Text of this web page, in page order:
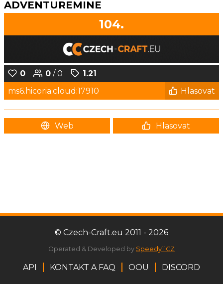
ADVENTUREMINE
104.
0 0 / 0
1.21
ms6.hicoria.cloud:17910
Hlasovat
Web Hlasovat
© Czech-Craft.eu 2011 - 2026
Operated & Developed by Speedy11CZ
API KONTAKT A FAQ OOU DISCORD